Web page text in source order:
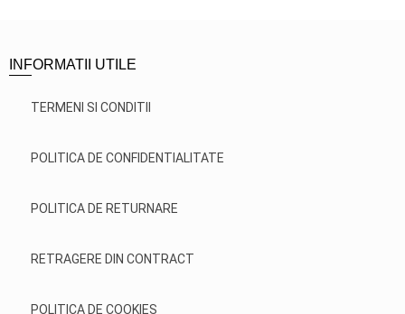
INFORMATII UTILE
TERMENI SI CONDITII
POLITICA DE CONFIDENTIALITATE
POLITICA DE RETURNARE
RETRAGERE DIN CONTRACT
POLITICA DE COOKIES